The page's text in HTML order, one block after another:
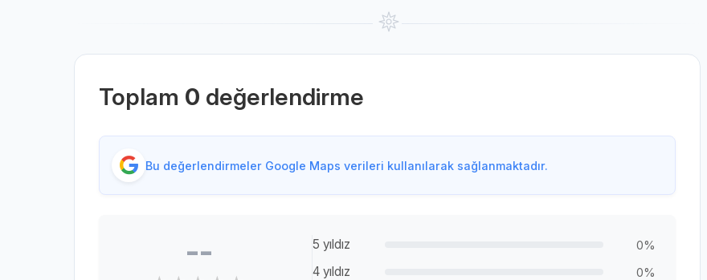
Toplam 0 değerlendirme
Bu değerlendirmeler Google Maps verileri kullanılarak sağlanmaktadır.
-- 5 yıldız 0%
4 yıldız 0%